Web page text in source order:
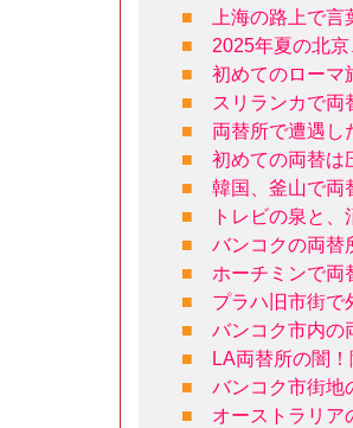
■
上海の路上で
■
2025年夏の北
■
初めてのローマ
■
スリランカで両
■
両替所で遭遇し
■
初めての両替は
■
韓国、釜山で両
■
トレビの泉と
■
バンコクの両替
■
ホーチミンで両
■
プラハ旧市街で
■
バンコク市内の
■
LA両替所の闇
■
バンコク市街地
■
オーストラリ